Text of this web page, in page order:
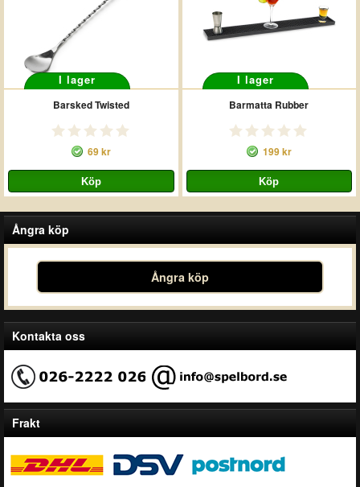
I lager
Barsked Twisted
69 kr
I lager
Barmatta Rubber
199 kr
Ångra köp
Ångra köp
Kontakta oss
Frakt